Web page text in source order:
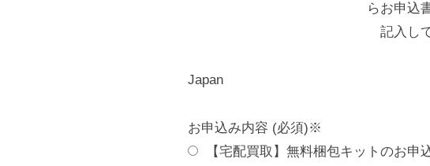
らお申込
記入し
Japan
お申込み内容 (必須)※
【宅配買取】無料梱包キットのお申